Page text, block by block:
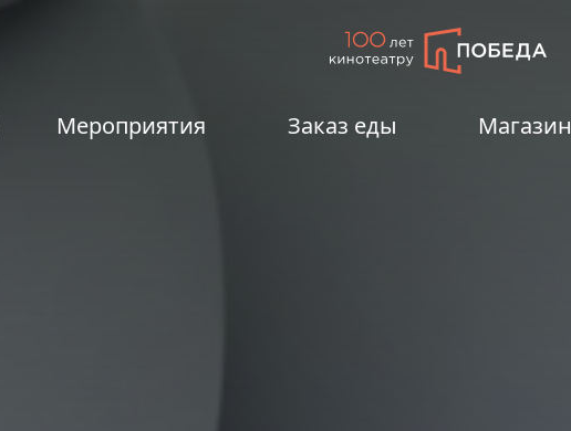
Мероприятия Заказ еды Магазин